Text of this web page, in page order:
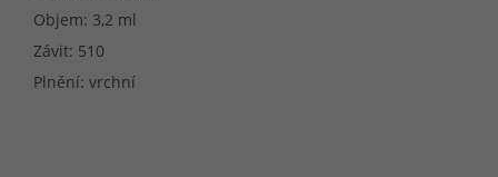
Objem: 3,2 ml
Závit: 510
Plnění: vrchní